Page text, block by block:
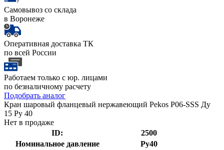
Самовывоз со склада
в Воронеже
Оперативная доставка ТК
по всей России
Работаем только с юр. лицами
по безналичному расчету
Подобрать аналог
Кран шаровый фланцевый нержавеющий Pekos P06-SSS Ду
15 Ру 40
Нет в продаже
ID:
2500
Номинальное давление
Ру40